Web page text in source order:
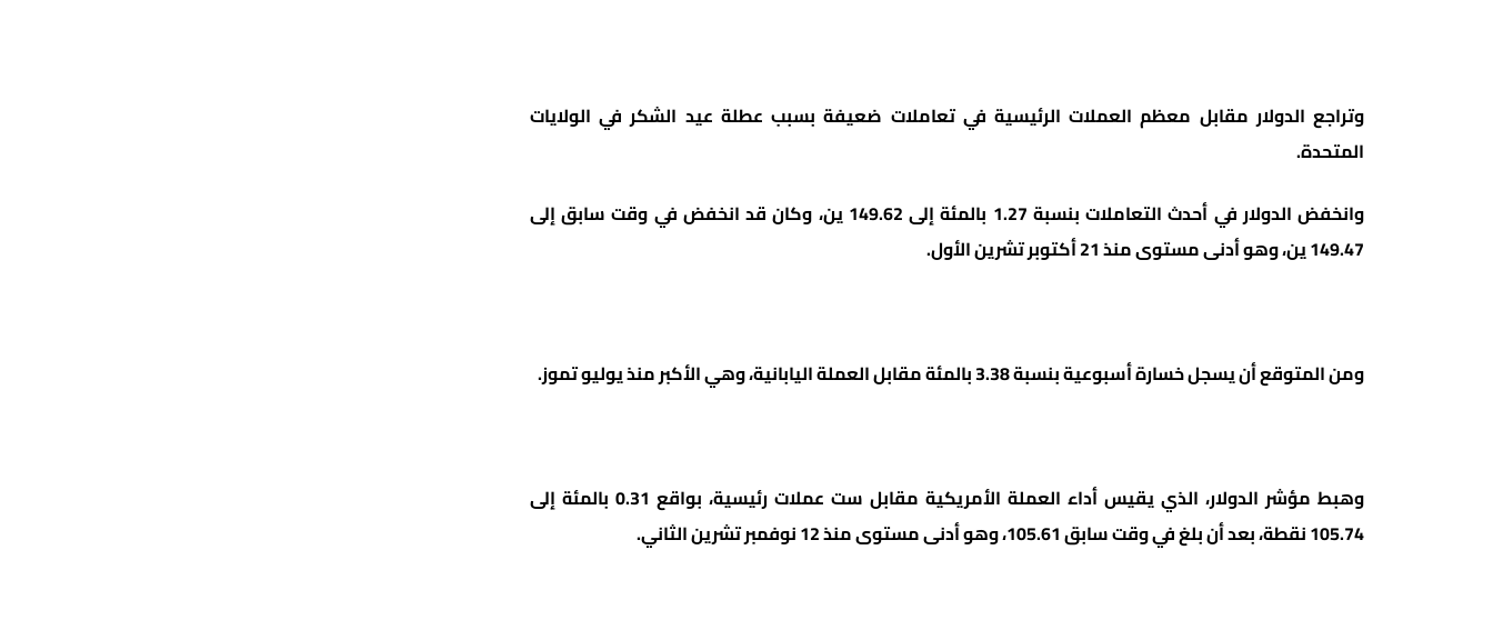
وتراجع الدولار مقابل معظم العملات الرئيسية في تعاملات ضعيفة بسبب عطلة عيد الشكر في الولايات
المتحدة.
وانخفض الدولار في أحدث التعاملات بنسبة 1.27 بالمئة إلى 149.62 ين، وكان قد انخفض في وقت سابق إلى
149.47 ين، وهو أدنى مستوى منذ 21 أكتوبر تشرين الأول.
ومن المتوقع أن يسجل خسارة أسبوعية بنسبة 3.38 بالمئة مقابل العملة اليابانية، وهي الأكبر منذ يوليو تموز.
وهبط مؤشر الدولار، الذي يقيس أداء العملة الأمريكية مقابل ست عملات رئيسية، بواقع 0.31 بالمئة إلى
105.74 نقطة، بعد أن بلغ في وقت سابق 105.61، وهو أدنى مستوى منذ 12 نوفمبر تشرين الثاني.